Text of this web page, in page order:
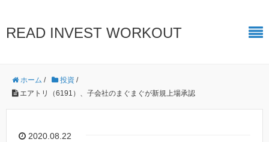
READ INVEST WORKOUT
ホーム / 投資 /
エアトリ（6191）、子会社のまぐまぐが新規上場承認
2020.08.22